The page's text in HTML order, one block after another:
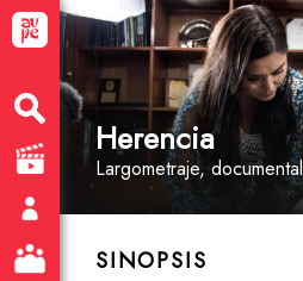
Herencia
Largometraje, documental
SINOPSIS